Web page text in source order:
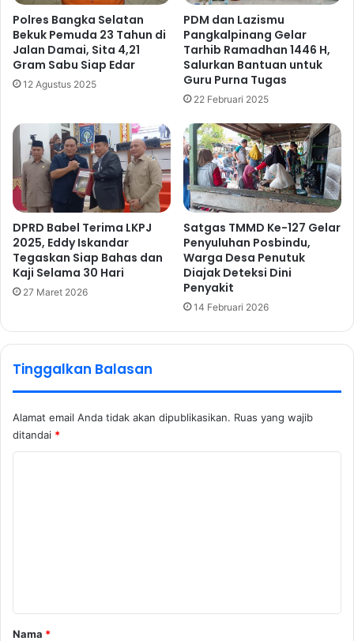
Polres Bangka Selatan
Bekuk Pemuda 23 Tahun di
Jalan Damai, Sita 4,21
Gram Sabu Siap Edar
12 Agustus 2025
PDM dan Lazismu
Pangkalpinang Gelar
Tarhib Ramadhan 1446 H,
Salurkan Bantuan untuk
Guru Purna Tugas
22 Februari 2025
DPRD Babel Terima LKPJ
2025, Eddy Iskandar
Tegaskan Siap Bahas dan
Kaji Selama 30 Hari
27 Maret 2026
Satgas TMMD Ke-127 Gelar
Penyuluhan Posbindu,
Warga Desa Penutuk
Diajak Deteksi Dini
Penyakit
14 Februari 2026
Tinggalkan Balasan
Alamat email Anda tidak akan dipublikasikan. Ruas yang wajib
ditandai *
rNama *